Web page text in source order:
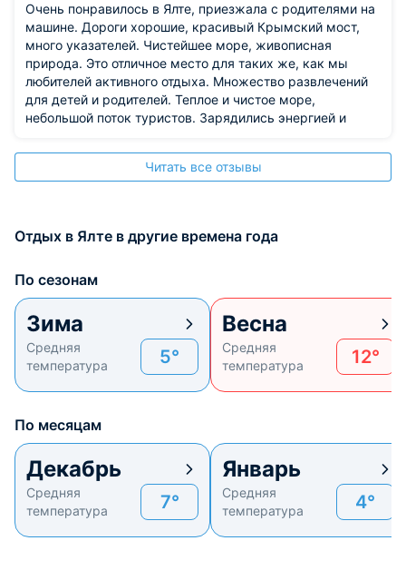
Очень понравилось в Ялте, приезжала с родителями на
машине. Дороги хорошие, красивый Крымский мост,
много указателей. Чистейшее море, живописная
природа. Это отличное место для таких же, как мы
любителей активного отдыха. Множество развлечений
для детей и родителей. Теплое и чистое море,
небольшой поток туристов. Зарядились энергией и
еще вернемся!
Читать все отзывы
Отдых в Ялте в другие времена года
По сезонам
Зима
Средняя
температура
5°
Весна
Средняя
температура
12°
По месяцам
Декабрь
Средняя
температура
7°
Январь
Средняя
температура
4°